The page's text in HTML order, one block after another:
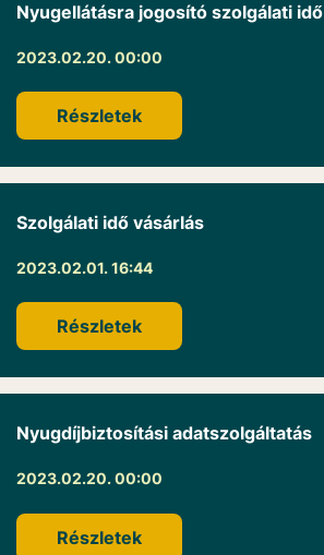
Nyugellátásra jogosító szolgálati idő
2023.02.20. 00:00
Részletek
Szolgálati idő vásárlás
2023.02.01. 16:44
Részletek
Nyugdíjbiztosítási adatszolgáltatás
2023.02.20. 00:00
Részletek